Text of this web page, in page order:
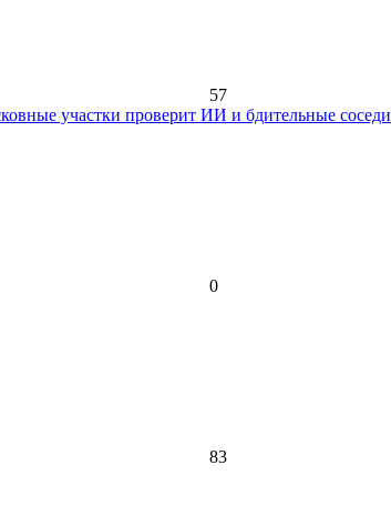
57
участки проверит ИИ и бдительные соседи
0
83